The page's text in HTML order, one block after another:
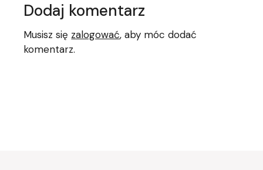
Dodaj komentarz
Musisz się zalogować, aby móc dodać
komentarz.